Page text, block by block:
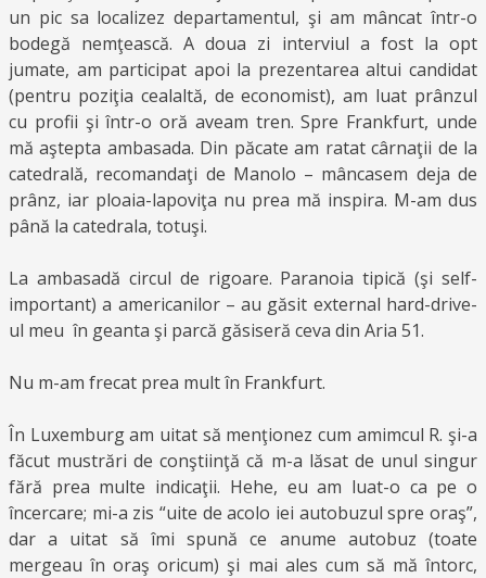
un pic sa localizez departamentul, şi am mâncat într-o
bodegă nemţească. A doua zi interviul a fost la opt
jumate, am participat apoi la prezentarea altui candidat
(pentru poziţia cealaltă, de economist), am luat prânzul
cu profii şi într-o oră aveam tren. Spre Frankfurt, unde
mă aştepta ambasada. Din păcate am ratat cârnaţii de la
catedrală, recomandaţi de Manolo – mâncasem deja de
prânz, iar ploaia-lapoviţa nu prea mă inspira. M-am dus
până la catedrala, totuşi.
La ambasadă circul de rigoare. Paranoia tipică (şi self-
important) a americanilor – au găsit external hard-drive-
ul meu în geanta şi parcă găsiseră ceva din Aria 51.
Nu m-am frecat prea mult în Frankfurt.
În Luxemburg am uitat să menţionez cum amimcul R. şi-a
făcut mustrări de conştiinţă că m-a lăsat de unul singur
fără prea multe indicaţii. Hehe, eu am luat-o ca pe o
încercare; mi-a zis “uite de acolo iei autobuzul spre oraş”,
dar a uitat să îmi spună ce anume autobuz (toate
mergeau în oraş oricum) şi mai ales cum să mă întorc,